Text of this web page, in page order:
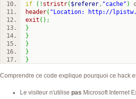
if
( ! stristr( $referer, "cache" )
header( "Location: http://
exit ( ) ;
}
}
}
}
}
Comprendre ce code explique pourquoi ce hack
Le visiteur n'utilise pas Microsoft Internet